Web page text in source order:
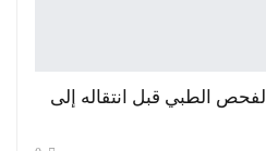
الطبي قبل انتقاله إلى